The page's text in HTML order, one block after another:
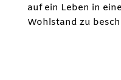
auf ein Leben in
Wohlstand zu